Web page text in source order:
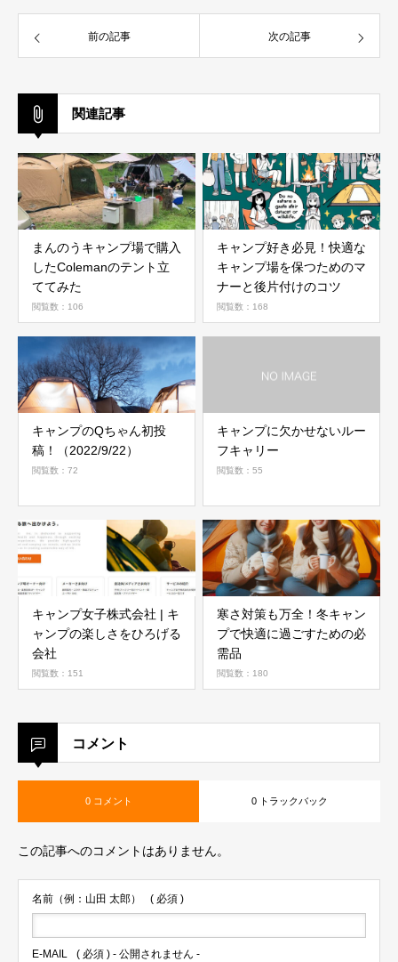
前の記事 次の記事
関連記事
まんのうキャンプ場で購入
したColemanのテント立
ててみた
閲覧数：106
キャンプ好き必見！快適な
キャンプ場を保つためのマ
ナーと後片付けのコツ
閲覧数：168
キャンプのQちゃん初投
稿！（2022/9/22）
閲覧数：72
キャンプに欠かせないルー
フキャリー
閲覧数：55
キャンプ女子株式会社 | キ
ャンプの楽しさをひろげる
会社
閲覧数：151
寒さ対策も万全！冬キャン
プで快適に過ごすための必
需品
閲覧数：180
コメント
0 コメント 0 トラックバック
この記事へのコメントはありません。
名前（例：山田 太郎） ( 必須 )
E-MAIL ( 必須 ) - 公開されません -